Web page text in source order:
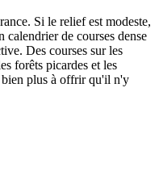
. Si le relief est modeste,
calendrier de courses dense
Des courses sur les
forêts picardes et les
bien plus à offrir qu'il n'y